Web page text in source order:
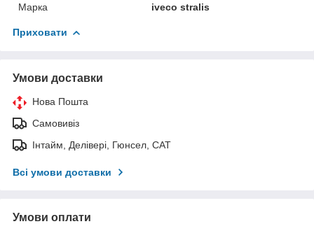
Марка iveco stralis
Приховати
Умови доставки
Нова Пошта
Самовивіз
Інтайм, Делівері, Гюнсел, САТ
Всі умови доставки
Умови оплати